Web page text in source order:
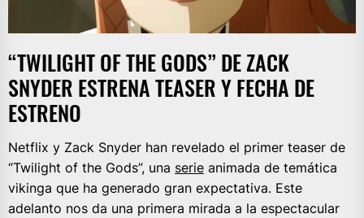
“TWILIGHT OF THE GODS” DE ZACK
SNYDER ESTRENA TEASER Y FECHA DE
ESTRENO
Netflix y Zack Snyder han revelado el primer teaser de
“Twilight of the Gods”, una serie animada de temática
vikinga que ha generado gran expectativa. Este
adelanto nos da una primera mirada a la espectacular